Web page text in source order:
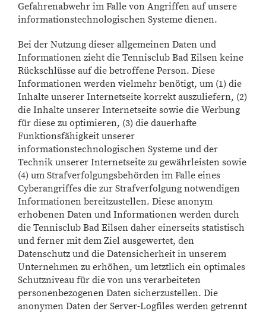
Gefahrenabwehr im Falle von Angriffen auf unsere
informationstechnologischen Systeme dienen.
Bei der Nutzung dieser allgemeinen Daten und
Informationen zieht die Tennisclub Bad Eilsen keine
Rückschlüsse auf die betroffene Person. Diese
Informationen werden vielmehr benötigt, um (1) die
Inhalte unserer Internetseite korrekt auszuliefern, (2)
die Inhalte unserer Internetseite sowie die Werbung
für diese zu optimieren, (3) die dauerhafte
Funktionsfähigkeit unserer
informationstechnologischen Systeme und der
Technik unserer Internetseite zu gewährleisten sowie
(4) um Strafverfolgungsbehörden im Falle eines
Cyberangriffes die zur Strafverfolgung notwendigen
Informationen bereitzustellen. Diese anonym
erhobenen Daten und Informationen werden durch
die Tennisclub Bad Eilsen daher einerseits statistisch
und ferner mit dem Ziel ausgewertet, den
Datenschutz und die Datensicherheit in unserem
Unternehmen zu erhöhen, um letztlich ein optimales
Schutzniveau für die von uns verarbeiteten
personenbezogenen Daten sicherzustellen. Die
anonymen Daten der Server-Logfiles werden getrennt